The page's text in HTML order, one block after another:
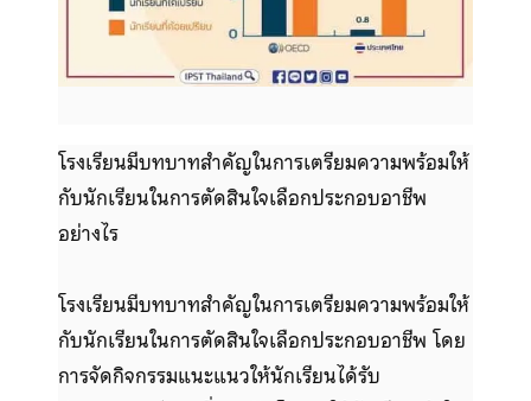
โรงเรียนมีบทบาทสำคัญในการเตรียมความพร้อมให้
กับนักเรียนในการตัดสินใจเลือกประกอบอาชีพ
อย่างไร
โรงเรียนมีบทบาทสำคัญในการเตรียมความพร้อมให้
กับนักเรียนในการตัดสินใจเลือกประกอบอาชีพ โดย
การจัดกิจกรรมแนะแนวให้นักเรียนได้รับ